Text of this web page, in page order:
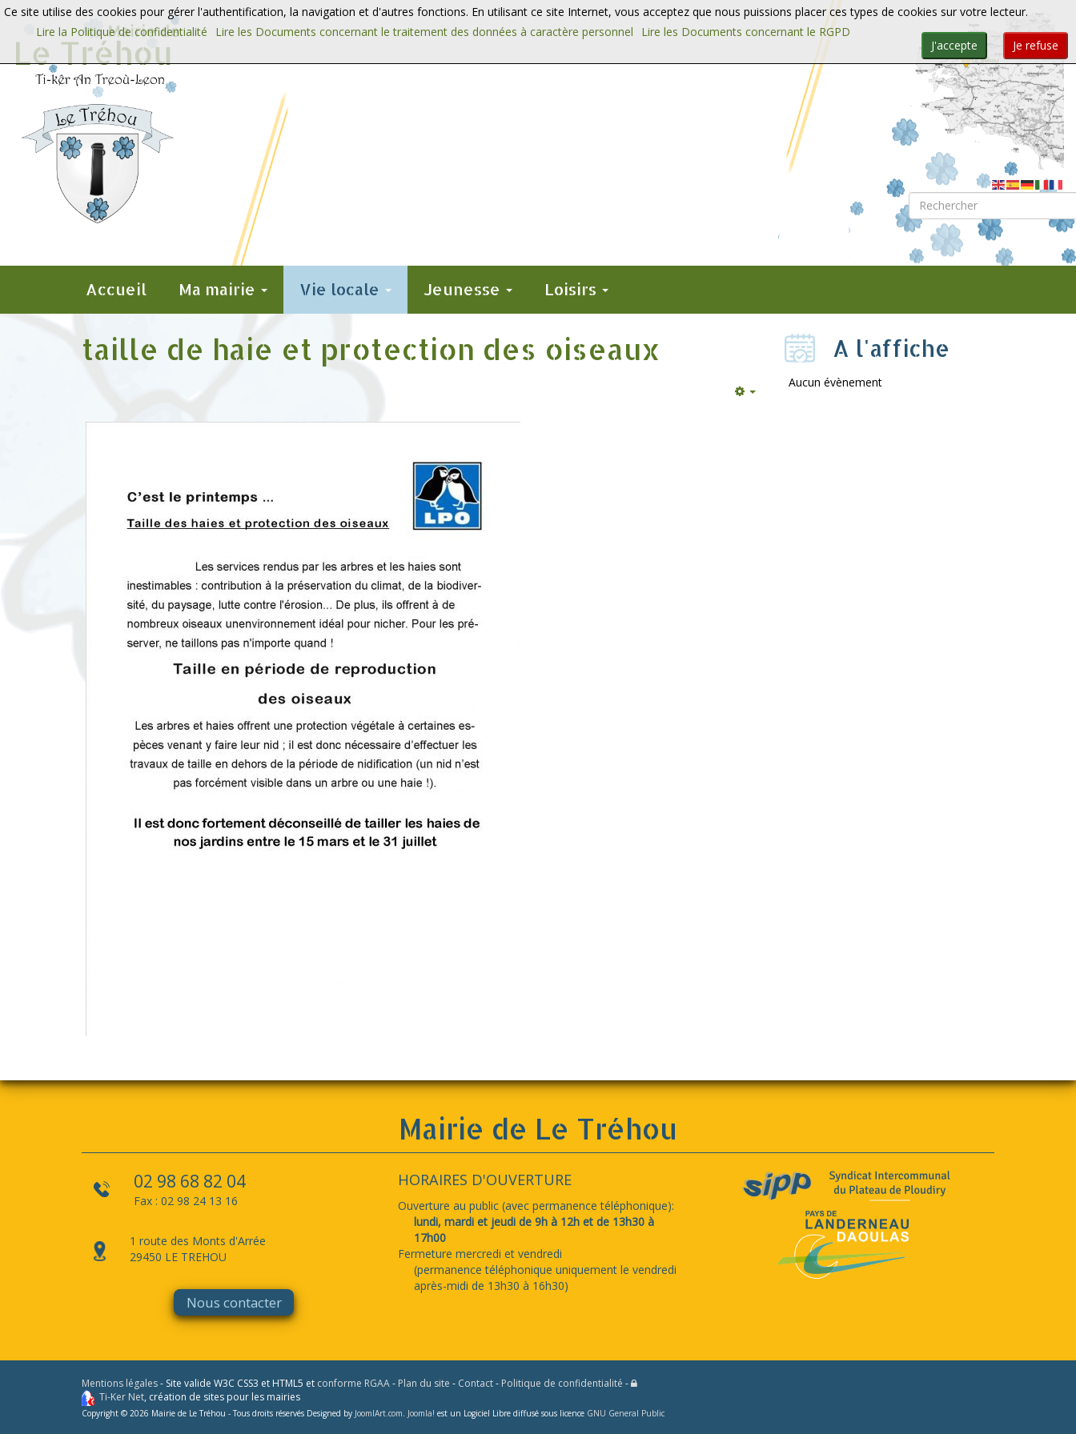
Aller au contenu Aller au menu
Rechercher
Accueil Ma mairie Vie locale Jeunesse Loisirs
taille de haie et protection des oiseaux A l'affiche
Aucun évènement
Mairie de Le Tréhou
02 98 68 82 04
Fax : 02 98 24 13 16
1 route des Monts d'Arrée
29450 LE TREHOU
Nous contacter
HORAIRES D'OUVERTURE
Ouverture au public (avec permanence téléphonique):
lundi, mardi et jeudi de 9h à 12h et de 13h30 à
17h00
Fermeture mercredi et vendredi
(permanence téléphonique uniquement le vendredi
après-midi de 13h30 à 16h30)
Mentions légales- Site valide W3C CSS3 et HTML5 et conforme RGAA- Plan du site - Contact- Politique de confidentialité -
Ti-Ker Net, création de sites pour les mairies
Copyright © 2026 Mairie de Le Tréhou - Tous droits réservés Designed by JoomlArt.com Joomla! est un Logiciel Libre diffusé sous licence GNU General Public
Ce site utilise des cookies pour gérer l'authentification, la navigation et d'autres fonctions. En utilisant ce site Internet, vous acceptez que nous puissions placer ces types de cookies sur votre lecteur.
Lire la Politique de confidentialité
Lire les Documents concernant le traitement des données à caractère personnel
Lire les Documents concernant le RGPD
Je refuse
J'accepte